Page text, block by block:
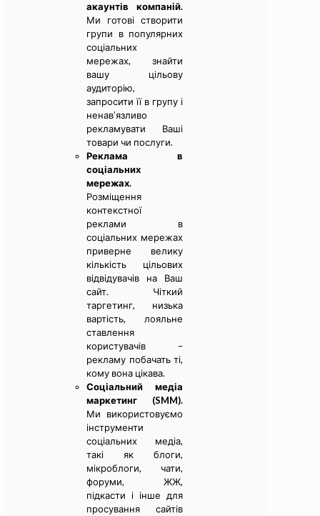
акаунтів компаній.
Ми готові створити
групи в популярних
соціальних
мережах, знайти
вашу цільову
аудиторію,
запросити її в групу і
ненав’язливо
рекламувати Ваші
товари чи послуги.
Реклама в
соціальних
мережах.
Розміщення
контекстної
реклами в
соціальних мережах
приверне велику
кількість цільових
відвідувачів на Ваш
сайт. Чіткий
таргетинг, низька
вартість, лояльне
ставлення
користувачів –
рекламу побачать ті,
кому вона цікава.
Соціальний медіа
маркетинг (SMM).
Ми використовуємо
інструменти
соціальних медіа,
такі як блоги,
мікроблоги, чати,
форуми, ЖЖ,
підкасти і інше для
просування сайтів